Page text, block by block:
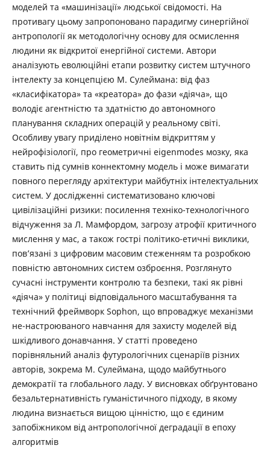
моделей та «машинізації» людської свідомості. На
противагу цьому запропоновано парадигму синергійної
антропології як методологічну основу для осмислення
людини як відкритої енергійної системи. Автори
аналізують еволюційні етапи розвитку систем штучного
інтелекту за концепцією М. Сулеймана: від фаз
«класифікатора» та «креатора» до фази «діяча», що
володіє агентністю та здатністю до автономного
планування складних операцій у реальному світі.
Особливу увагу приділено новітнім відкриттям у
нейрофізіології, про геометричні eigenmodes мозку, яка
ставить під сумнів коннектомну модель і може вимагати
повного перегляду архітектури майбутніх інтелектуальних
систем. У дослідженні систематизовано ключові
цивілізаційні ризики: посилення техніко-технологічного
відчуження за Л. Мамфордом, загрозу атрофії критичного
мислення у мас, а також гострі політико-етичні виклики,
пов’язані з цифровим масовим стеженням та розробкою
повністю автономних систем озброєння. Розглянуто
сучасні інструменти контролю та безпеки, такі як рівні
«діяча» у політиці відповідального масштабування та
технічний фреймворк Sophon, що впроваджує механізми
не-настроюваного навчання для захисту моделей від
шкідливого донавчання. У статті проведено
порівняльний аналіз футурологічних сценаріїв різних
авторів, зокрема М. Сулеймана, щодо майбутнього
демократії та глобального ладу. У висновках обґрунтовано
безальтернативність гуманістичного підходу, в якому
людина визнається вищою цінністю, що є єдиним
запобіжником від антропологічної деградації в епоху
алгоритмів